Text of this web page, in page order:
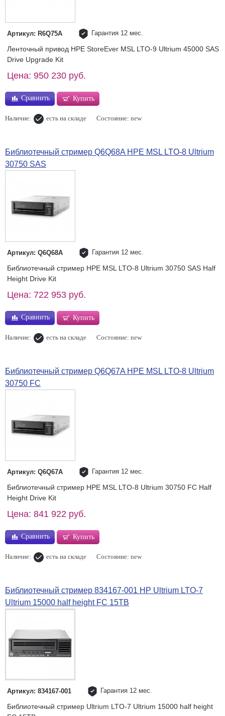
Артикул: R6Q75A Гарантия 12 мес.
Ленточный привод HPE StoreEver MSL LTO-9 Ultrium 45000 SAS
Drive Upgrade Kit
Цена: 950 230 руб.
Сравнить Купить
Наличие: есть на складе Состояние: new
Библиотечный стример Q6Q68A HPE MSL LTO-8 Ultrium
30750 SAS
Артикул: Q6Q68A Гарантия 12 мес.
Библиотечный стример HPE MSL LTO-8 Ultrium 30750 SAS Half
Height Drive Kit
Цена: 722 953 руб.
Сравнить Купить
Наличие: есть на складе Состояние: new
Библиотечный стример Q6Q67A HPE MSL LTO-8 Ultrium
30750 FC
Артикул: Q6Q67A Гарантия 12 мес.
Библиотечный стример HPE MSL LTO-8 Ultrium 30750 FC Half
Height Drive Kit
Цена: 841 922 руб.
Сравнить Купить
Наличие: есть на складе Состояние: new
Библиотечный стример 834167-001 HP Ultrium LTO-7
Ultrium 15000 half height FC 15TB
Артикул: 834167-001 Гарантия 12 мес.
Библиотечный стример Ultrium LTO-7 Ultrium 15000 half height